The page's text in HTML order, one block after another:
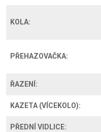
KOLA:
PŘEHAZOVAČKA:
ŘAZENÍ:
KAZETA (VÍCEKOLO):
PŘEDNÍ VIDLICE: